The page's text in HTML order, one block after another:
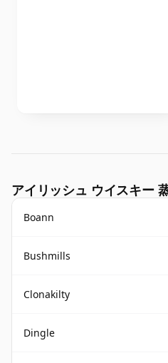
アイリッシュ ウイスキー
Boann
Bushmills
Clonakilty
Dingle